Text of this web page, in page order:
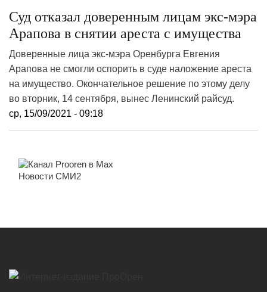
Суд отказал доверенным лицам экс-мэра
Арапова в снятии ареста с имущества
Доверенные лица экс-мэра Оренбурга Евгения
Арапова не смогли оспорить в суде наложение ареста
на имущество. Окончательное решение по этому делу
во вторник, 14 сентября, вынес Ленинский райсуд.
ср, 15/09/2021 - 09:18
Новости СМИ2